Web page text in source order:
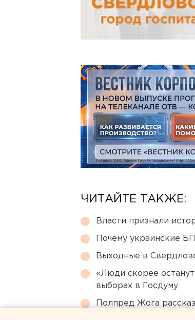
ЧИТАЙТЕ ТАКЖЕ:
Власти признали
Почему украинские
Выходные в
«Люди скорее
выборах в Госдуму
Полпред Жога